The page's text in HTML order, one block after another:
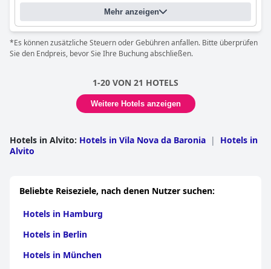
Mehr anzeigen
*Es können zusätzliche Steuern oder Gebühren anfallen. Bitte überprüfen
Sie den Endpreis, bevor Sie Ihre Buchung abschließen.
1-20 VON 21 HOTELS
Weitere Hotels anzeigen
Hotels in Alvito: Hotels in Vila Nova da Baronia |
Hotels in
Alvito
Beliebte Reiseziele, nach denen Nutzer suchen:
Hotels in Hamburg
Hotels in Berlin
Hotels in München